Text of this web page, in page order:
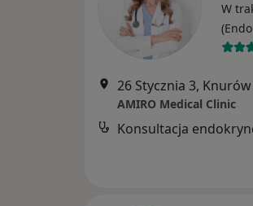
W
26 Stycznia 3, Knurów
AMIRO Medical Clinic
Konsultacja